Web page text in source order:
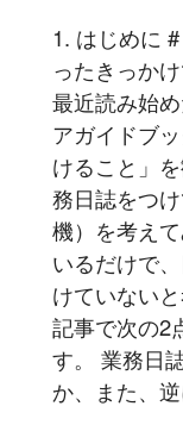
1. はじめに
ったきっか
最近読み始
アガイドブ
けること」
務日誌をつ
機）を考え
いるだけで
けていない
記事で次の2
す。 業務日
か、また、